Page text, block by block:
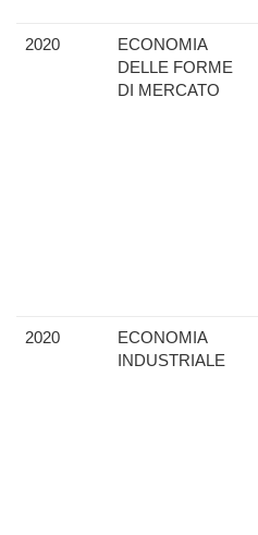
2020
ECONOMIA
DELLE FORME
DI MERCATO
2020
ECONOMIA
INDUSTRIALE